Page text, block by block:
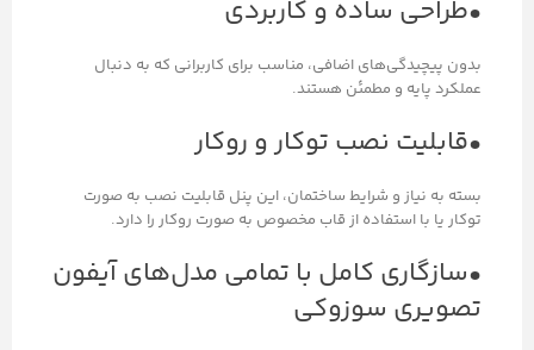
•طراحی ساده و کاربردی
بدون پیچیدگی‌های اضافی، مناسب برای کاربرانی که به دنبال
عملکرد پایه و مطمئن هستند.
•قابلیت نصب توکار و روکار
بسته به نیاز و شرایط ساختمان، این پنل قابلیت نصب به صورت
توکار یا با استفاده از قاب مخصوص به صورت روکار را دارد.
•سازگاری کامل با تمامی مدل‌های آیفون
تصویری سوزوکی